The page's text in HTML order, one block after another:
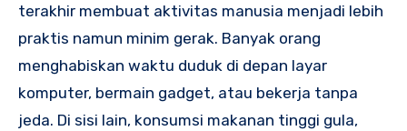
terakhir membuat aktivitas manusia menjadi lebih
praktis namun minim gerak. Banyak orang
menghabiskan waktu duduk di depan layar
komputer, bermain gadget, atau bekerja tanpa
jeda. Di sisi lain, konsumsi makanan tinggi gula,